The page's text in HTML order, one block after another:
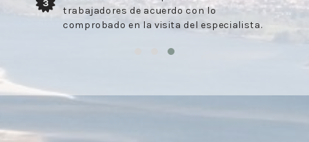
3
trabajadores de acuerdo con lo
comprobado en la visita del especialista.